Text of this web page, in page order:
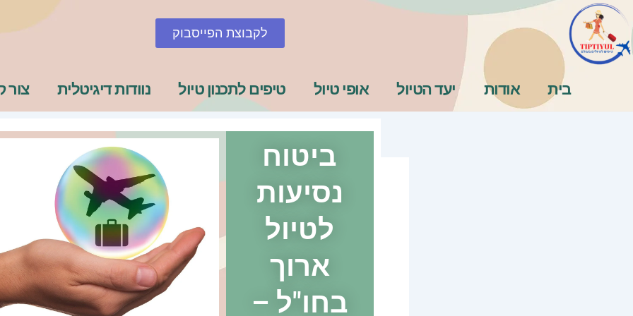
דילוג
לתוכן
לקבוצת הפייסבוק
בית אודות יעד הטיול אופי טיול טיפים לתכנון טיול נוודות דיגיטלית צור
ביטוח
נסיעות
לטיול
ארוך
בחו"ל –